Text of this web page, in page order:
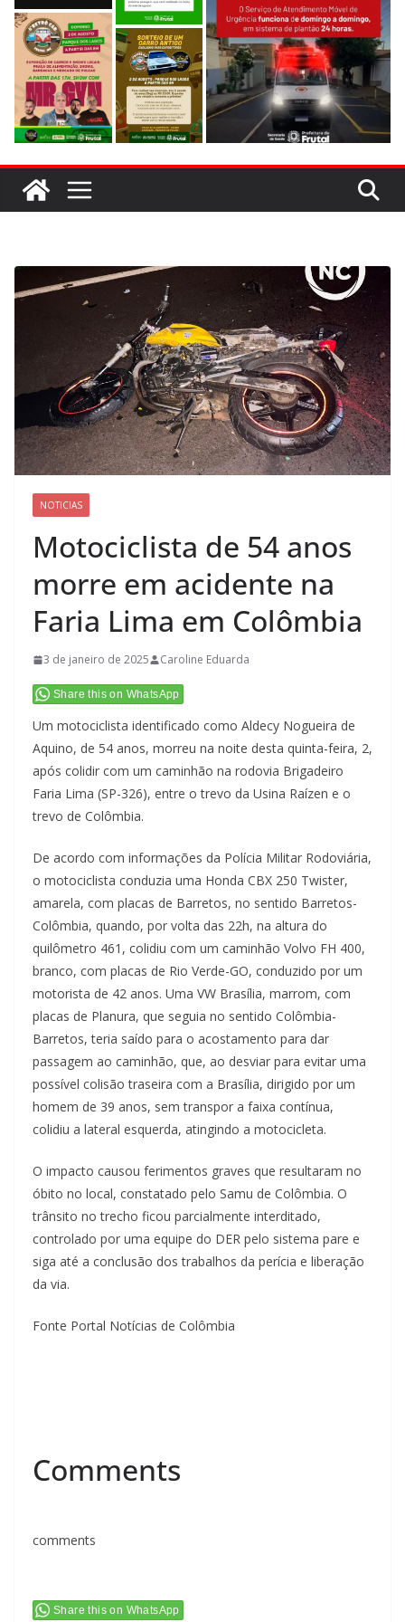
NOTICIAS
Motociclista de 54 anos
morre em acidente na
Faria Lima em Colômbia
3 de janeiro de 2025 Caroline Eduarda
Share this on WhatsApp
Um motociclista identificado como Aldecy Nogueira de
Aquino, de 54 anos, morreu na noite desta quinta-feira, 2,
após colidir com um caminhão na rodovia Brigadeiro
Faria Lima (SP-326), entre o trevo da Usina Raízen e o
trevo de Colômbia.
De acordo com informações da Polícia Militar Rodoviária,
o motociclista conduzia uma Honda CBX 250 Twister,
amarela, com placas de Barretos, no sentido Barretos-
Colômbia, quando, por volta das 22h, na altura do
quilômetro 461, colidiu com um caminhão Volvo FH 400,
branco, com placas de Rio Verde-GO, conduzido por um
motorista de 42 anos. Uma VW Brasília, marrom, com
placas de Planura, que seguia no sentido Colômbia-
Barretos, teria saído para o acostamento para dar
passagem ao caminhão, que, ao desviar para evitar uma
possível colisão traseira com a Brasília, dirigido por um
homem de 39 anos, sem transpor a faixa contínua,
colidiu a lateral esquerda, atingindo a motocicleta.
O impacto causou ferimentos graves que resultaram no
óbito no local, constatado pelo Samu de Colômbia. O
trânsito no trecho ficou parcialmente interditado,
controlado por uma equipe do DER pelo sistema pare e
siga até a conclusão dos trabalhos da perícia e liberação
da via.
Fonte Portal Notícias de Colômbia
Comments
comments
Share this on WhatsApp